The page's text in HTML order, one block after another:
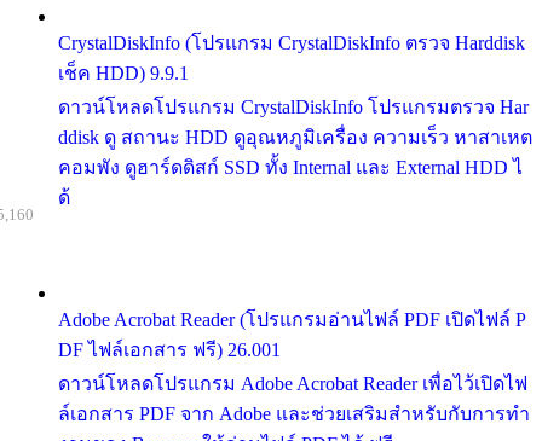
CrystalDiskInfo (โปรแกรม CrystalDiskInfo ตรวจ Harddisk
เช็ค HDD) 9.9.1
ดาวน์โหลดโปรแกรม CrystalDiskInfo โปรแกรมตรวจ Har
ddisk ดู สถานะ HDD ดูอุณหภูมิเครื่อง ความเร็ว หาสาเหต
คอมพัง ดูฮาร์ดดิสก์ SSD ทั้ง Internal และ External HDD ไ
ด้
Adobe Acrobat Reader (โปรแกรมอ่านไฟล์ PDF เปิดไฟล์ P
DF ไฟล์เอกสาร ฟรี) 26.001
ดาวน์โหลดโปรแกรม Adobe Acrobat Reader เพื่อไว้เปิดไฟ
ล์เอกสาร PDF จาก Adobe และช่วยเสริมสำหรับกับการทำ